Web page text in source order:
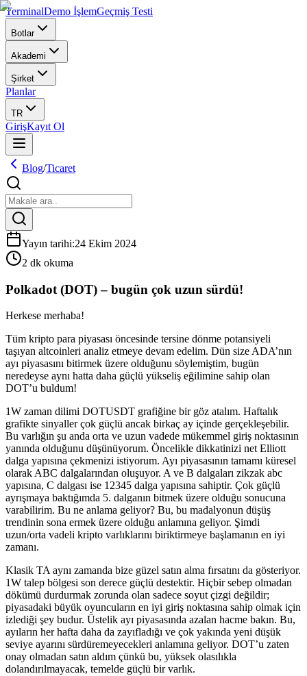
TerminalDemo İşlemGeçmiş Testi
Botlar
Akademi
Şirket
Planlar
TR
GirişKayıt Ol
Blog/Ticaret
Yayın tarihi:24 Ekim 2024
2 dk okuma
Polkadot (DOT) – bugün çok uzun sürdü!
Herkese merhaba!
Tüm kripto para piyasası öncesinde tersine dönme potansiyeli
taşıyan altcoinleri analiz etmeye devam edelim. Dün size ADA’nın
ayı piyasasını bitirmek üzere olduğunu söylemiştim, bugün
neredeyse aynı hatta daha güçlü yükseliş eğilimine sahip olan
DOT’u buldum!
1W zaman dilimi DOTUSDT grafiğine bir göz atalım. Haftalık
grafikte sinyaller çok güçlü ancak birkaç ay içinde gerçekleşebilir.
Bu varlığın şu anda orta ve uzun vadede mükemmel giriş noktasının
yanında olduğunu düşünüyorum. Öncelikle dikkatinizi net Elliott
dalga yapısına çekmenizi istiyorum. Ayı piyasasının tamamı küresel
olarak ABC dalgalarından oluşuyor. A ve B dalgaları zikzak abc
yapısına, C dalgası ise 12345 dalga yapısına sahiptir. Çok güçlü
ayrışmaya baktığımda 5. dalganın bitmek üzere olduğu sonucuna
varabilirim. Bu ne anlama geliyor? Bu, bu madalyonun düşüş
trendinin sona ermek üzere olduğu anlamına geliyor. Şimdi
uzun/orta vadeli kripto varlıklarını biriktirmeye başlamanın en iyi
zamanı.
Klasik TA aynı zamanda bize güzel satın alma fırsatını da gösteriyor.
1W talep bölgesi son derece güçlü destektir. Hiçbir sebep olmadan
dökümü durdurmak zorunda olan sadece soyut çizgi değildir;
piyasadaki büyük oyuncuların en iyi giriş noktasına sahip olmak için
izlediği şey budur. Üstelik ayı piyasasında azalan hacme bakın. Bu,
ayıların her hafta daha da zayıfladığı ve çok yakında yeni düşük
seviye ayarını sürdüremeyecekleri anlamına geliyor. DOT’u zaten
onay olmadan satın aldım çünkü bu, yüksek olasılıkla
dolandırılmayacak, temelde güçlü bir varlık.